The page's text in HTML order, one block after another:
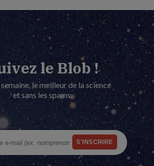
le Blob !
le meilleur de la science
et sans les spams.